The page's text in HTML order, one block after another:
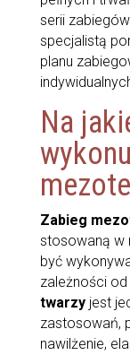
serii
specjalistą
planu
Na
Zabieg
stosowaną w
być
zależności
twarzyjest
zastosowań,
nawilżenie,